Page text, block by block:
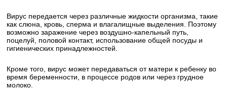
Вирус передается через различные жидкости организма, такие
как слюна, кровь, сперма и влагалищные выделения. Поэтому
возможно заражение через воздушно-капельный путь,
поцелуй, половой контакт, использование общей посуды и
гигиенических принадлежностей.
Кроме того, вирус может передаваться от матери к ребенку во
время беременности, в процессе родов или через грудное
молоко.